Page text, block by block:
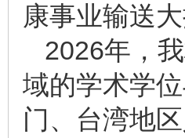
康事业输送
2026年，
域的学术学
门、台湾地区